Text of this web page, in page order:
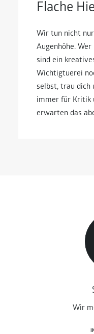
Flache
Wir tun nicht
Augenhöhe.
sind ein
Wichtigtuerei
selbst, trau dich
immer für Kritik
erwarten das
Wir